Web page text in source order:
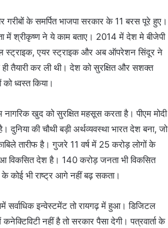
के समर्पित भाजपा सरकार के 11 बरस पूरे हुए।
में श्रीकृष्ण ने ये काम बताए। 2014 में देश मे बीजेपी
स्ट्राइक, एयर स्ट्राइक और अब ऑपरेशन सिंदूर ने
तैयारी कर ली थी। देश को सुरक्षित और सशक्त
ध्वस्त किया।
खुद को सुरक्षित महसूस करता है। पीएम मोदी
की चौथी बड़ी अर्थव्यवस्था भारत देश बना, जो
तारीफ है। गुजरे 11 वर्ष में 25 करोड़ लोगों के
विकसित देश है। 140 करोड़ जनता भी विकसित
कोई भी राष्ट्र आगे नहीं बढ़ सकता।
सर्वाधिक इन्वेस्टमेंट तो रायगढ़ में हुआ। डिजिटल
नहीं है तो सरकार पैसा देगी। पत्रवार्ता के